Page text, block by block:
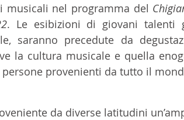
musicali nel programma del
. Le esibizioni di giovani talenti
saranno precedute da
la cultura musicale e quella
provenienti da tutto il
da diverse latitudini